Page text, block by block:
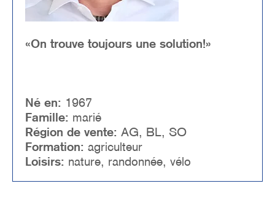
«On trouve toujours une solution!»
Né en: 1967
Famille: marié
Région de vente: AG, BL, SO
Formation: agriculteur
Loisirs: nature, randonnée, vélo